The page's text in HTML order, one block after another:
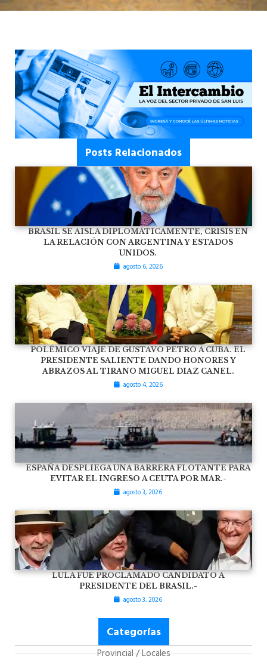
Posts Relacionados
BRASIL SE AISLA DIPLOMÁTICAMENTE, CRISIS EN
LA RELACIÓN CON ARGENTINA Y ESTADOS
UNIDOS.
agosto 6, 2026
POLÉMICO VIAJE DE GUSTAVO PETRO A CUBA. EL
PRESIDENTE SALIENTE DANDO HONORES Y
ABRAZOS AL TIRANO MIGUEL DIAZ CANEL.
agosto 4, 2026
ESPAÑA DESPLIEGA UNA BARRERA FLOTANTE PARA
EVITAR EL INGRESO A CEUTA POR MAR.-
agosto 3, 2026
LULA FUE PROCLAMADO CANDIDATO A
PRESIDENTE DEL BRASIL.-
agosto 3, 2026
Categorías
Provincial / Locales